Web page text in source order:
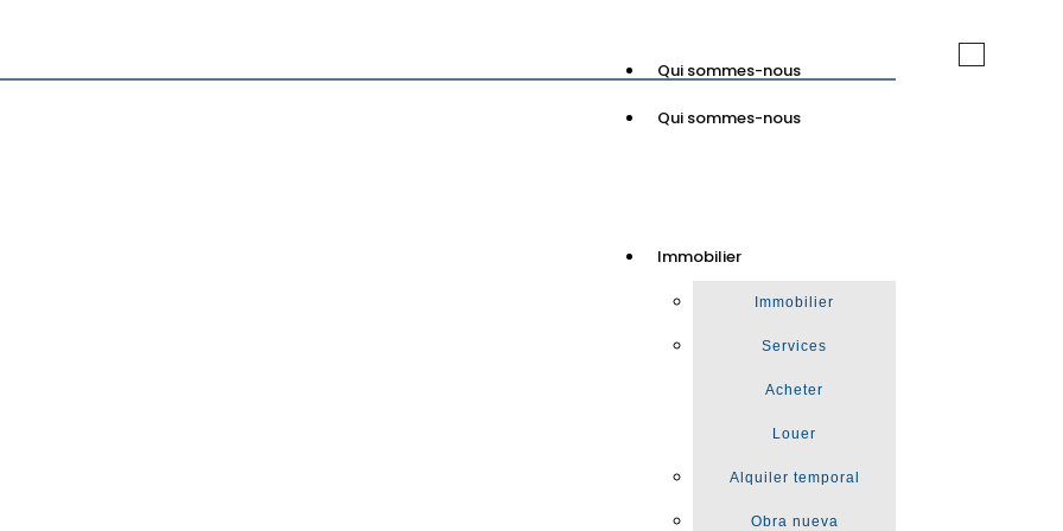
Toggle
Qui sommes-nous
Qui sommes-nous
Immobilier
Immobilier
Services
Acheter
Louer
Alquiler temporal
Obra nueva